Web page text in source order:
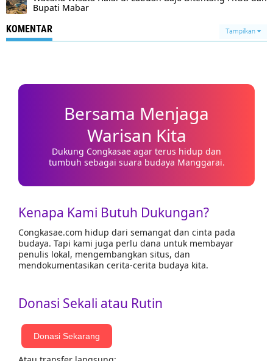
Bupati Mabar
KOMENTAR
Tampilkan
Bersama Menjaga
Warisan Kita
Dukung Congkasae agar terus hidup dan
tumbuh sebagai suara budaya Manggarai.
Kenapa Kami Butuh Dukungan?
Congkasae.com hidup dari semangat dan cinta pada
budaya. Tapi kami juga perlu dana untuk membayar
penulis lokal, mengembangkan situs, dan
mendokumentasikan cerita-cerita budaya kita.
Donasi Sekali atau Rutin
Donasi Sekarang